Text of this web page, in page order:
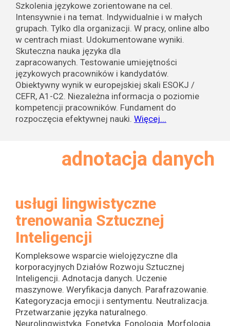
Szkolenia językowe zorientowane na cel.
Intensywnie i na temat. Indywidualnie i w małych
grupach. Tylko dla organizacji. W pracy, online albo
w centrach miast. Udokumentowane wyniki.
Skuteczna nauka języka dla
zapracowanych. Testowanie umiejętności
językowych pracowników i kandydatów.
Obiektywny wynik w europejskiej skali ESOKJ /
CEFR, A1-C2. Niezależna informacja o poziomie
kompetencji pracowników. Fundament do
rozpoczęcia efektywnej nauki. Więcej...
adnotacja danych
usługi lingwistyczne
trenowania Sztucznej
Inteligencji
Kompleksowe wsparcie wielojęzyczne dla
korporacyjnych Działów Rozwoju Sztucznej
Inteligencji. Adnotacja danych. Uczenie
maszynowe. Weryfikacja danych. Parafrazowanie.
Kategoryzacja emocji i sentymentu. Neutralizacja.
Przetwarzanie języka naturalnego.
Neurolingwistyka. Fonetyka. Fonologia. Morfologia.